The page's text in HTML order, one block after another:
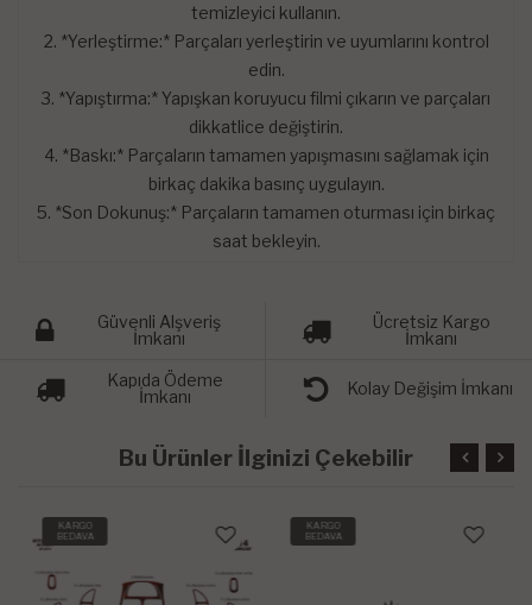
temizleyici kullanın.
2. *Yerleştirme:* Parçaları yerleştirin ve uyumlarını kontrol
edin.
3. *Yapıştırma:* Yapışkan koruyucu filmi çıkarın ve parçaları
dikkatlice değiştirin.
4. *Baskı:* Parçaların tamamen yapışmasını sağlamak için
birkaç dakika basınç uygulayın.
5. *Son Dokunuş:* Parçaların tamamen oturması için birkaç
saat bekleyin.
Güvenli Alşveriş
İmkanı
Ücretsiz Kargo
İmkanı
Kapıda Ödeme
İmkanı
Kolay Değişim İmkanı
Bu Ürünler İlginizi Çekebilir
KARGO
BEDAVA
KARGO
BEDAVA